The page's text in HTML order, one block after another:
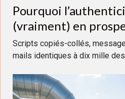
Pourquoi
(vraiment) en
Scripts copiés-collés,
mails identiques à dix mille